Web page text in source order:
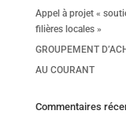
Appel à projet «
filières locales »
GROUPEMENT
AU COURANT
Commentaires